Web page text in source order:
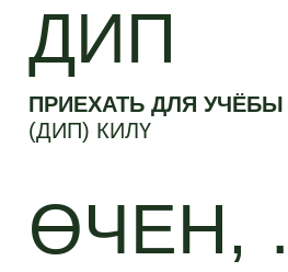
ДИП
ПРИЕХАТЬ ДЛЯ
(ДИП) КИЛҮ
ӨЧЕН,